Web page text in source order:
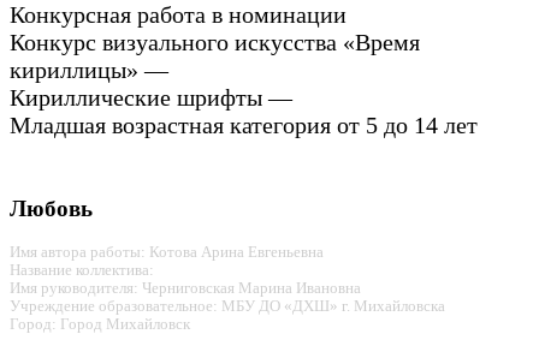
Конкурсная работа в номинации
Конкурс визуального искусства «Время
кириллицы» —
Кириллические шрифты —
Младшая возрастная категория от 5 до 14 лет
Любовь
Имя автора работы: Котова Арина Евгеньевна
Название коллектива:
Имя руководителя: Черниговская Марина Ивановна
Учреждение образовательное: МБУ ДО «ДХШ» г. Михайловска
Город: Город Михайловск